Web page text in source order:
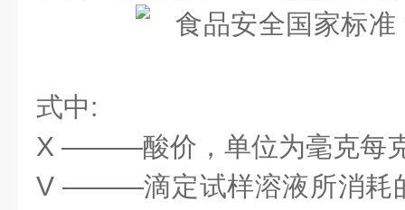
式中:
X ———酸价，单位为毫克每
V ———滴定试样溶液所消耗